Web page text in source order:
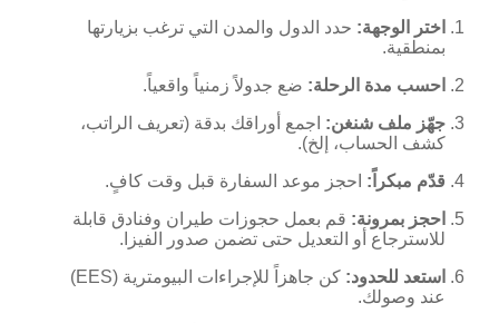
اختر الوجهة: حدد الدول والمدن التي ترغب بزيارتها
بمنطقية.
احسب مدة الرحلة: ضع جدولاً زمنياً واقعياً.
جهّز ملف شنغن: اجمع أوراقك بدقة (تعريف الراتب،
كشف الحساب، إلخ).
قدّم مبكراً: احجز موعد السفارة قبل وقت كافٍ.
احجز بمرونة: قم بعمل حجوزات طيران وفنادق قابلة
للاسترجاع أو التعديل حتى تضمن صدور الفيزا.
استعد للحدود:
كن جاهزاً للإجراءات البيومترية (EES)
عند وصولك.